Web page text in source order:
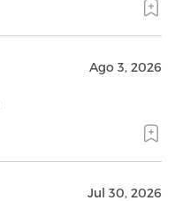
Ago 3, 2026
Jul 30, 2026